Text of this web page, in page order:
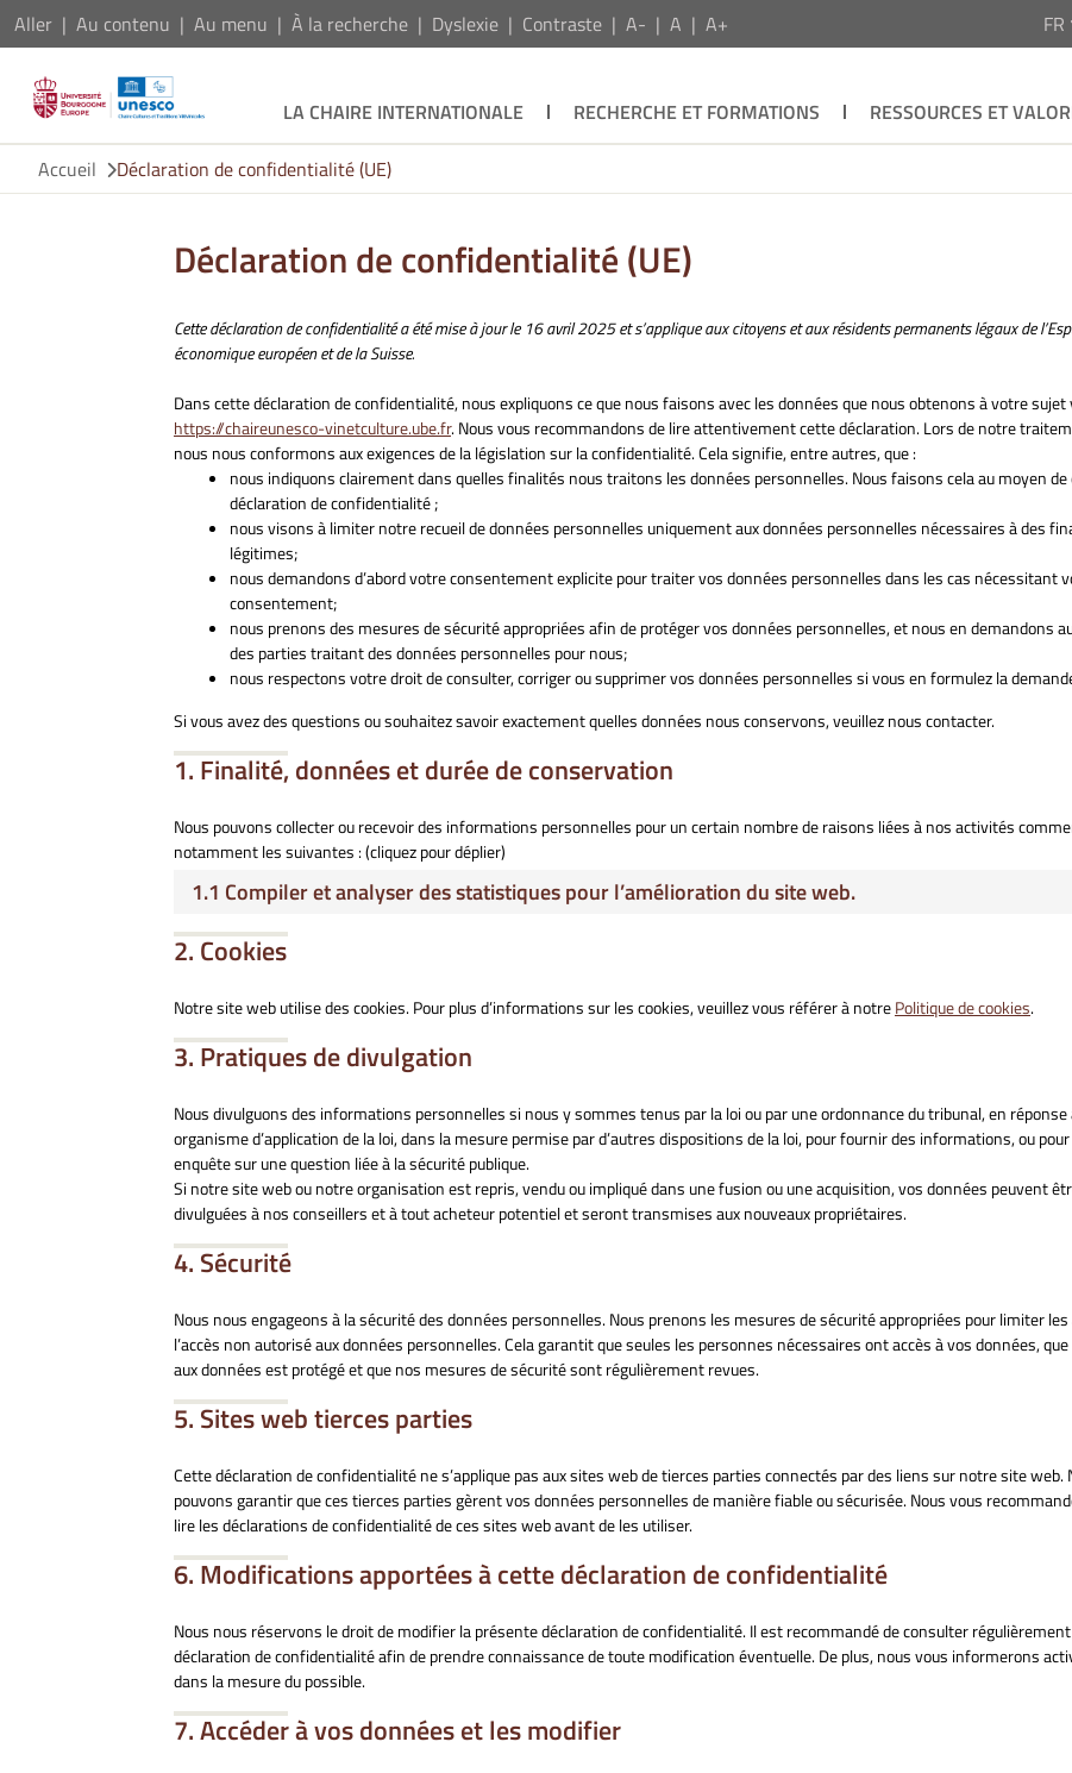
Aller Au contenu Au menu À la recherche Dyslexie Contraste A- A A+ FR
LA CHAIRE INTERNATIONALE RECHERCHE ET FORMATIONS RESSOURCES ET
Accueil
Déclaration de confidentialité (UE)
Déclaration de confidentialité (UE)
Cette déclaration de confidentialité a été mise à jour le 16 avril 2025 et s’applique aux citoyens et aux résidents permanents légaux de
économique européen et de la Suisse.
Dans cette déclaration de confidentialité, nous expliquons ce que nous faisons avec les données que nous obtenons à votre sujet
https://chaireunesco-vinetculture.ube.fr. Nous vous recommandons de lire attentivement cette déclaration. Lors de notre
nous nous conformons aux exigences de la législation sur la confidentialité. Cela signifie, entre autres, que :
nous indiquons clairement dans quelles finalités nous traitons les données personnelles. Nous faisons cela au moyen
déclaration de confidentialité ;
nous visons à limiter notre recueil de données personnelles uniquement aux données personnelles nécessaires à des
légitimes;
nous demandons d’abord votre consentement explicite pour traiter vos données personnelles dans les cas nécessitant
consentement;
nous prenons des mesures de sécurité appropriées afin de protéger vos données personnelles, et nous en demandons
des parties traitant des données personnelles pour nous;
nous respectons votre droit de consulter, corriger ou supprimer vos données personnelles si vous en formulez la
Si vous avez des questions ou souhaitez savoir exactement quelles données nous conservons, veuillez nous contacter.
1. Finalité, données et durée de conservation
Nous pouvons collecter ou recevoir des informations personnelles pour un certain nombre de raisons liées à nos activités
notamment les suivantes : (cliquez pour déplier)
1.1 Compiler et analyser des statistiques pour l’amélioration du site web.
2. Cookies
Notre site web utilise des cookies. Pour plus d’informations sur les cookies, veuillez vous référer à notrePolitique de cookies.
3. Pratiques de divulgation
Nous divulguons des informations personnelles si nous y sommes tenus par la loi ou par une ordonnance du tribunal, en réponse
organisme d’application de la loi, dans la mesure permise par d’autres dispositions de la loi, pour fournir des informations, ou
enquête sur une question liée à la sécurité publique.
Si notre site web ou notre organisation est repris, vendu ou impliqué dans une fusion ou une acquisition, vos données peuvent
divulguées à nos conseillers et à tout acheteur potentiel et seront transmises aux nouveaux propriétaires.
4. Sécurité
Nous nous engageons à la sécurité des données personnelles. Nous prenons les mesures de sécurité appropriées pour limiter
l’accès non autorisé aux données personnelles. Cela garantit que seules les personnes nécessaires ont accès à vos données, que
aux données est protégé et que nos mesures de sécurité sont régulièrement revues.
5. Sites web tierces parties
Cette déclaration de confidentialité ne s’applique pas aux sites web de tierces parties connectés par des liens sur notre site web.
pouvons garantir que ces tierces parties gèrent vos données personnelles de manière fiable ou sécurisée. Nous vous
lire les déclarations de confidentialité de ces sites web avant de les utiliser.
6. Modifications apportées à cette déclaration de confidentialité
Nous nous réservons le droit de modifier la présente déclaration de confidentialité. Il est recommandé de consulter
déclaration de confidentialité afin de prendre connaissance de toute modification éventuelle. De plus, nous vous informerons
dans la mesure du possible.
7. Accéder à vos données et les modifier